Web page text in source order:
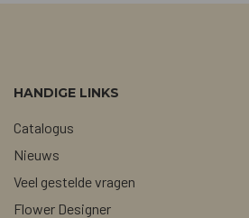
HANDIGE LINKS
Catalogus
Nieuws
Veel gestelde vragen
Flower Designer